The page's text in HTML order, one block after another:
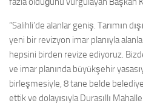
“Salihli’de alanlar geniş. Tarımın
yeni bir revizyon imar planıyla
hepsini birden revize ediyoruz.
ve imar planında büyükşehir
birleşmesiyle, 8 tane belde
ettik ve dolayısıyla Durasıllı